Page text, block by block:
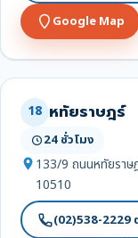
Google Map
18 หทัยราษฎร์
24 ชั่วโมง
133/9 ถนนหทัยราษ
10510
(02)538-2229